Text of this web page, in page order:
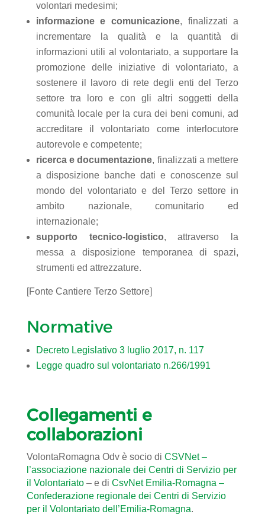
volontari medesimi;
informazione e comunicazione, finalizzati a
incrementare la qualità e la quantità di
informazioni utili al volontariato, a supportare la
promozione delle iniziative di volontariato, a
sostenere il lavoro di rete degli enti del Terzo
settore tra loro e con gli altri soggetti della
comunità locale per la cura dei beni comuni, ad
accreditare il volontariato come interlocutore
autorevole e competente;
ricerca e documentazione, finalizzati a mettere
a disposizione banche dati e conoscenze sul
mondo del volontariato e del Terzo settore in
ambito nazionale, comunitario ed
internazionale;
supporto tecnico-logistico, attraverso la
messa a disposizione temporanea di spazi,
strumenti ed attrezzature.
[Fonte Cantiere Terzo Settore]
Normative
Decreto Legislativo 3 luglio 2017, n. 117
Legge quadro sul volontariato n.266/1991
Collegamenti e
collaborazioni
VolontaRomagna Odv è socio di CSVNet –
l’associazione nazionale dei Centri di Servizio per
il Volontariato– e di CsvNet Emilia-Romagna –
Confederazione regionale dei Centri di Servizio
per il Volontariato dell’Emilia-Romagna.